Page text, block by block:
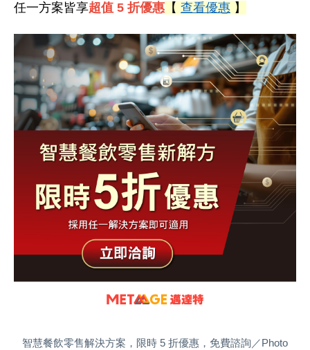
任一方案皆享超值 5 折優惠 【 查看優惠 】
智慧餐飲零售解決方案，限時 5 折優惠，免費諮詢／Photo